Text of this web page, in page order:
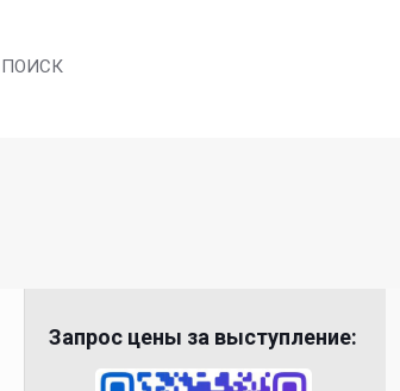
ПОИСК
Запрос цены за выступление: